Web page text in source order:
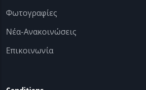
Φωτογραφίες
Νέα-Ανακοινώσεις
Επικοινωνία